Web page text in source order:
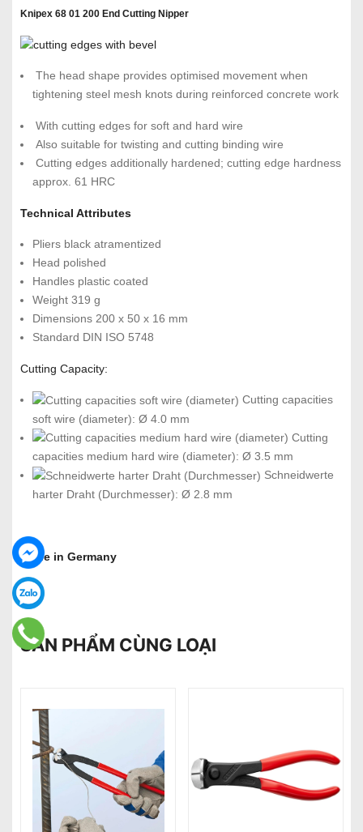
Knipex 68 01 200 End Cutting Nipper
The head shape provides optimised movement when
tightening steel mesh knots during reinforced concrete work
With cutting edges for soft and hard wire
Also suitable for twisting and cutting binding wire
Cutting edges additionally hardened; cutting edge hardness
approx. 61 HRC
Technical Attributes
Pliers black atramentized
Head polished
Handles plastic coated
Weight 319 g
Dimensions 200 x 50 x 16 mm
Standard DIN ISO 5748
Cutting Capacity:
Cutting capacities
soft wire (diameter): Ø 4.0 mm
Cutting
capacities medium hard wire (diameter): Ø 3.5 mm
Schneidwerte
harter Draht (Durchmesser): Ø 2.8 mm
Made in Germany
SẢN PHẨM CÙNG LOẠI